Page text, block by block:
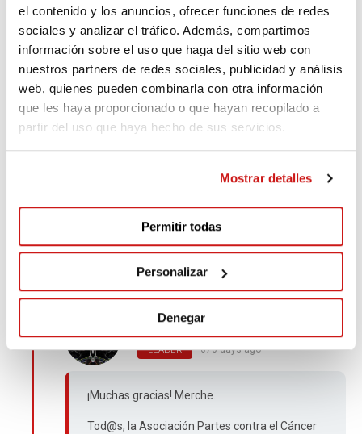
el contenido y los anuncios, ofrecer funciones de redes
sociales y analizar el tráfico. Además, compartimos
información sobre el uso que haga del sitio web con
nuestros partners de redes sociales, publicidad y análisis
web, quienes pueden combinarla con otra información
que les haya proporcionado o que hayan recopilado a
partir del uso que haya hecho de sus servicios.
Mostrar detalles
Permitir todas
Personalizar
Denegar
Tú y muchas otras personas formáis parte de
esa gran rueda.
¡Gracias! en nombre de la asociación y, en el
Un abrazo
670 days ago
Todo mi agradecimiento a todas las personas de la
Asociación contra el cáncer de Parets
José Luis Lucas
LEADER 670 days ago
¡Muchas gracias! Merche.
Tod@s, la Asociación Partes contra el Cáncer